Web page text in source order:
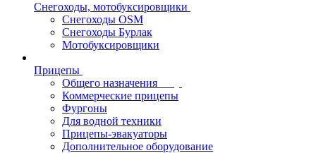
Снегоходы, мотобуксировщики
Снегоходы OSM
Снегоходы Бурлак
Мотобуксировщики
Прицепы
Общего назначения
Коммерческие прицепы
Фургоны
Для водной техники
Прицепы-эвакуаторы
Дополнительное оборудование